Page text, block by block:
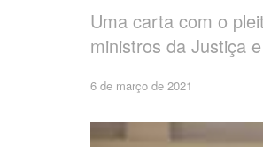
Uma carta com o
ministros da Justiça
6 de março de 2021